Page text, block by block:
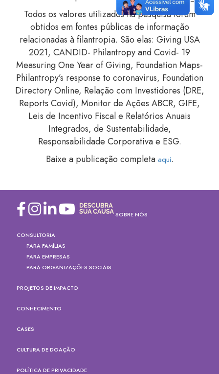
Todos os valores utilizados na pesquisa foram
obtidos em fontes públicas de informação
relacionadas à filantropia. São elas: Giving USA
2021, CANDID- Philantropy and Covid- 19
Measuring One Year of Giving, Foundation Maps-
Philantropy’s response to coronavirus, Foundation
Directory Online, Relação com Investidores (DRE,
Reports Covid), Monitor de Ações ABCR, GIFE,
Leis de Incentivo Fiscal e Relatórios Anuais
Integrados, de Sustentabilidade,
Responsabilidade Corporativa e ESG.
Baixe a publicação completa aqui.
SOBRE NÓS
CONSULTORIA
PARA FAMÍLIAS
PARA EMPRESAS
PARA ORGANIZAÇÕES SOCIAIS
PROJETOS DE IMPACTO
CONHECIMENTO
CASES
CULTURA DE DOAÇÃO
POLÍTICA DE PRIVACIDADE